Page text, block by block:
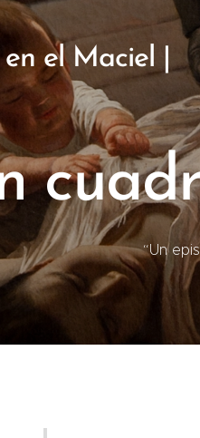
el Maciel |
“Un